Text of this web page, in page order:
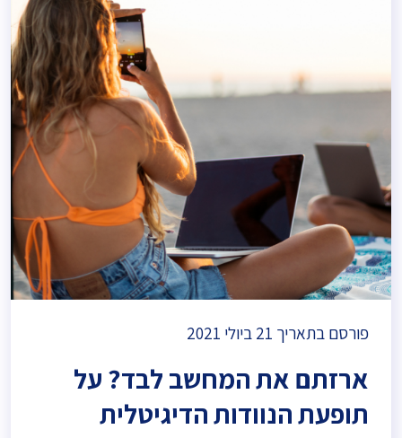
פורסם בתאריך 21 ביולי 2021
ארזתם את המחשב לבד? על
תופעת הנוודות הדיגיטלית